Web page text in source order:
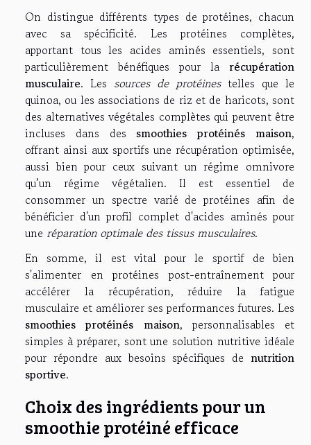
On distingue différents types de protéines, chacun
avec sa spécificité. Les protéines complètes,
apportant tous les acides aminés essentiels, sont
particulièrement bénéfiques pour la récupération
musculaire. Les sources de protéinestelles que le
quinoa, ou les associations de riz et de haricots, sont
des alternatives végétales complètes qui peuvent être
incluses dans dessmoothies protéinés maison,
offrant ainsi aux sportifs une récupération optimisée,
aussi bien pour ceux suivant un régime omnivore
qu’un régime végétalien. Il est essentiel de
consommer un spectre varié de protéines afin de
bénéficier d'un profil complet d'acides aminés pour
une réparation optimale des tissus musculaires.
En somme, il est vital pour le sportif de bien
s'alimenter en protéines post-entraînement pour
accélérer la récupération, réduire la fatigue
musculaire et améliorer ses performances futures. Les
smoothies protéinés maison, personnalisables et
simples à préparer, sont une solution nutritive idéale
pour répondre aux besoins spécifiques de nutrition
sportive.
Choix des ingrédients pour un
smoothie protéiné efficace